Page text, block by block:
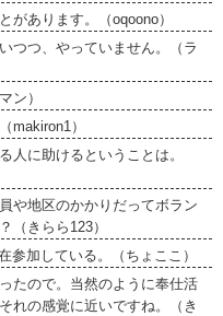
があります。（oqoono）
つつ、やっていません。（ラ
ン）
makiron1）
人に助けるということは。
や地区のかかりだってボラン
（きらら123）
加している。（ちょここ）
たので。当然のように奉仕活
れの感覚に近いですね。（き